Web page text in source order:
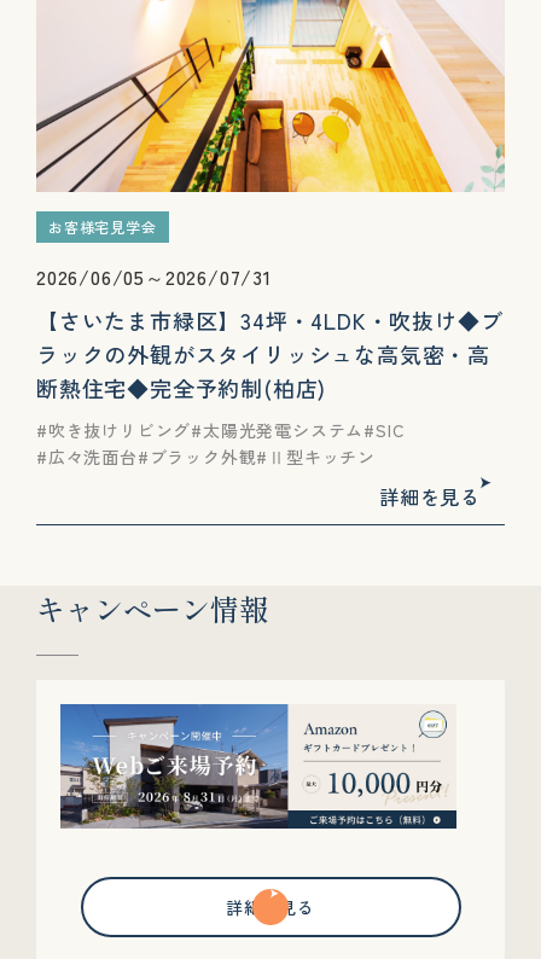
お客様宅見学会
2026/06/05～2026/07/31
【さいたま市緑区】34坪・4LDK・吹抜け◆ブ
ラックの外観がスタイリッシュな高気密・高
断熱住宅◆完全予約制(柏店)
吹き抜けリビング 太陽光発電システム
SIC
広々洗面台
ブラック外観 Ⅱ型キッチン
詳細を見る
キャンペーン情報
詳細を見る